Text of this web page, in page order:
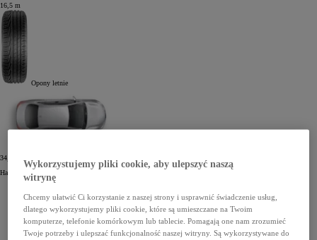
16,5 m
Opony letnie
34,2
Hamowanie na śniegu z prędkością 40 km/h.
Wykorzystujemy pliki cookie, aby ulepszyć naszą
witrynę
Chcemy ułatwić Ci korzystanie z naszej strony i usprawnić świadczenie usług,
dlatego wykorzystujemy pliki cookie, które są umieszczane na Twoim
komputerze, telefonie komórkowym lub tablecie. Pomagają one nam zrozumieć
Twoje potrzeby i ulepszać funkcjonalność naszej witryny. Są wykorzystywane do